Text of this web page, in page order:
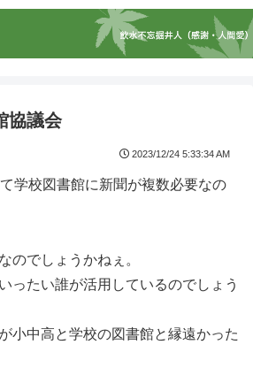
協議会
2023/12/24 5:33:34 AM
学校図書館に新聞が複数必要なの
のでしょうかねぇ。
ったい誰が活用しているのでしょう
小中高と学校の図書館と縁遠かった